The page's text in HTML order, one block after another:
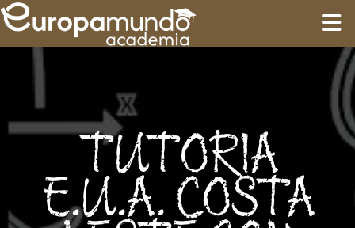
ROTEIROS
Language
TUTORIA
E.U.A. COSTA